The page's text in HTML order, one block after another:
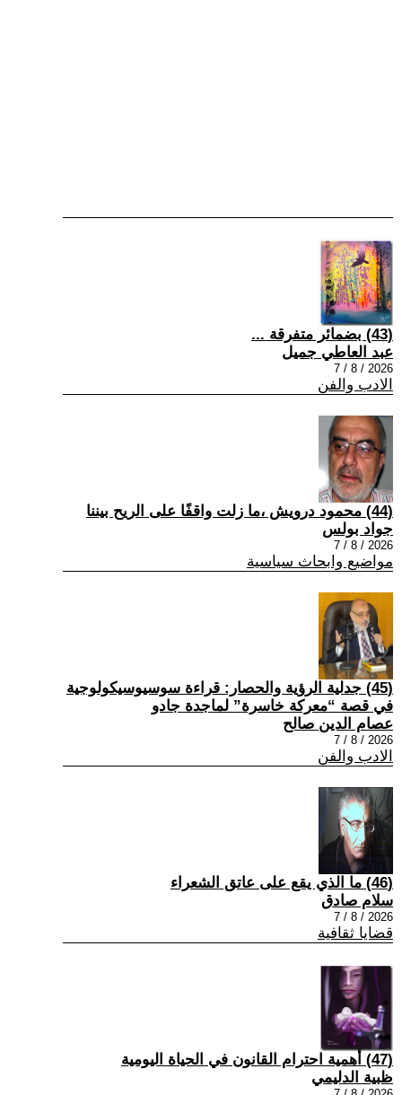
(43) بضمائر متفرقة ...
عبد العاطي جميل
2026 / 8 / 7
الادب والفن
(44) محمود درويش ،ما زلت واقفًا على الريح بيننا
جواد بولس
2026 / 8 / 7
مواضيع وابحاث سياسية
(45) جدلية الرؤية والحصار: قراءة سوسيوسيكولوجية
في قصة “معركة خاسرة” لماجدة جادو
عصام الدين صالح
2026 / 8 / 7
الادب والفن
(46) ما الذي يقع على عاتق الشعراء
سلام صادق
2026 / 8 / 7
قضايا ثقافية
(47) أهمية احترام القانون في الحياة اليومية
ظبية الدليمي